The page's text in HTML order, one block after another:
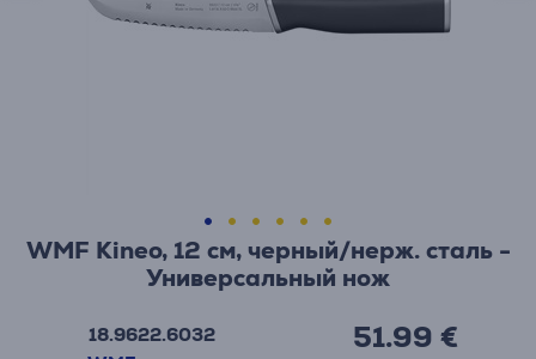
WMF Kineo, 12 см, черный/нерж. сталь -
Универсальный нож
18.9622.6032
51.99 €